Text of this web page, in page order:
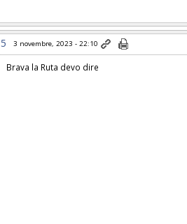
5 3 novembre, 2023 - 22:10
Brava la Ruta devo dire